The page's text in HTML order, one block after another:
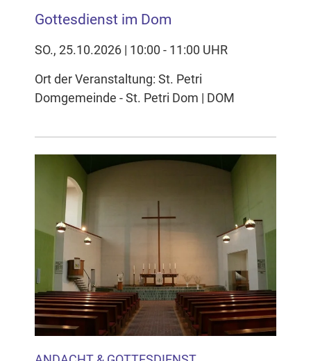
Gottesdienst im Dom
SO., 25.10.2026 | 10:00 - 11:00 UHR
Ort der Veranstaltung: St. Petri
Domgemeinde - St. Petri Dom | DOM